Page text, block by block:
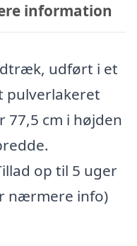
information
udført i et
pulverlakeret
77,5 cm i højden
op til 5 uger
nærmere info)